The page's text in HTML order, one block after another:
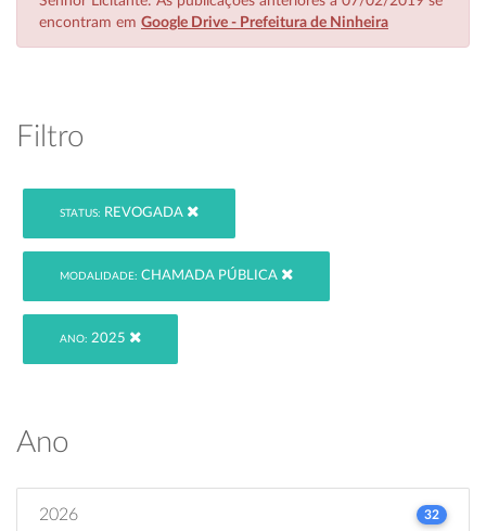
encontram em Google Drive - Prefeitura de Ninheira
Filtro
STATUS: REVOGADA
MODALIDADE: CHAMADA PÚBLICA
ANO: 2025
Ano
2026 32